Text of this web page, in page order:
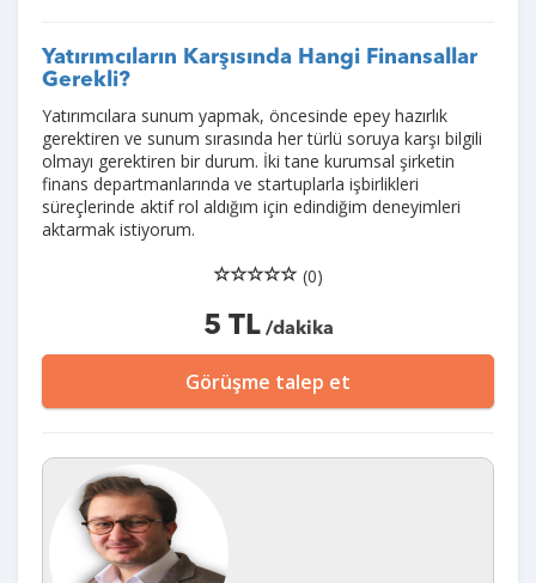
Yatırımcıların Karşısında Hangi Finansallar
Gerekli?
Yatırımcılara sunum yapmak, öncesinde epey hazırlık
gerektiren ve sunum sırasında her türlü soruya karşı bilgili
olmayı gerektiren bir durum. İki tane kurumsal şirketin
finans departmanlarında ve startuplarla işbirlikleri
süreçlerinde aktif rol aldığım için edindiğim deneyimleri
aktarmak istiyorum.
(0)
5 TL/dakika
Görüşme talep et